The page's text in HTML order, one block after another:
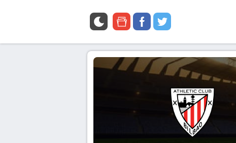
twitter
facebook
google